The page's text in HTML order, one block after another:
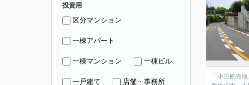
「小田原売
投資用
区分マンション
一棟アパート
一棟マンション 一棟ビル
一戸建て 店舗・事務所